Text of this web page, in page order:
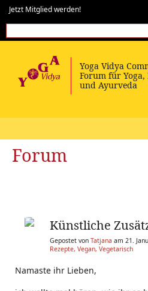
Jetzt Mitglied werden!
Forum
Künstliche
Gepostet von Tatjana am 21.
Rezepte, Vegan, Vegetarisch
Namaste ihr Lieben,